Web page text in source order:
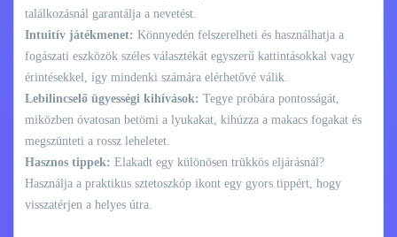
találkozásnál garantálja a nevetést.
Intuitív játékmenet: Könnyedén felszerelheti és használhatja a
fogászati eszközök széles választékát egyszerű kattintásokkal vagy
érintésekkel, így mindenki számára elérhetővé válik.
Lebilincselő ügyességi kihívások: Tegye próbára pontosságát,
miközben óvatosan betömi a lyukakat, kihúzza a makacs fogakat és
megszünteti a rossz leheletet.
Hasznos tippek: Elakadt egy különösen trükkös eljárásnál?
Használja a praktikus sztetoszkóp ikont egy gyors tippért, hogy
visszatérjen a helyes útra.